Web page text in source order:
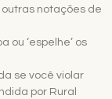
notações de
ou ‘espelhe’ os
se você violar
por Rural